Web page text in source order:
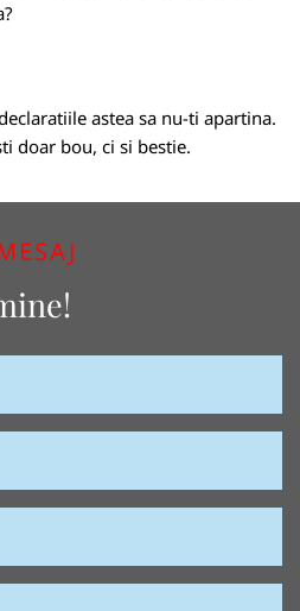
astea sa nu-ti apartina.
doar bou, ci si bestie.